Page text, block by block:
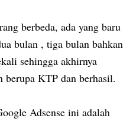
berbeda, ada yang baru
bulan , tiga bulan bahkan
sehingga akhirnya
berupa KTP dan berhasil.
Adsense ini adalah